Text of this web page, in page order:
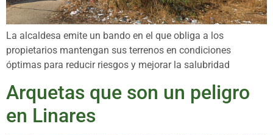
La alcaldesa emite un bando en el que obliga a los
propietarios mantengan sus terrenos en condiciones
óptimas para reducir riesgos y mejorar la salubridad
Arquetas que son un peligro
en Linares